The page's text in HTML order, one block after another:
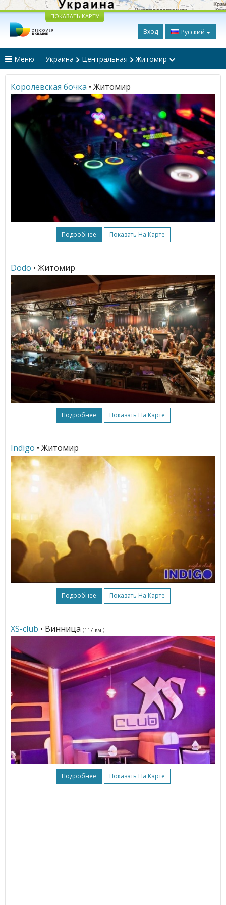
ПОКАЗАТЬ КАРТУ
Вход Русский
Меню Украина Центральная Житомир
Королевская бочка • Житомир
Подробнее Показать На Карте
Dodo • Житомир
Подробнее Показать На Карте
Indigo • Житомир
Подробнее Показать На Карте
XS-club • Винница (117 км.)
Подробнее Показать На Карте